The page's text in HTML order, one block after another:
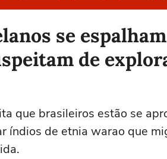
se
de
que brasileiros estão se
índios de etnia warao que